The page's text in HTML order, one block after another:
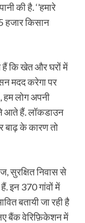
की है. ‘’हमारे
हजार किसान
हैं कि खेत और घरों में
मदद करेगा पर
हम लोग अपनी
आते हैं. लॉकडाउन
के कारण तो
सुरक्षित निवास से
इन 370 गांवों में
बतायी जा रही है
बैंक वेरिफ़िकेशन में